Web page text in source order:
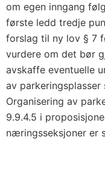
om egen inngang
første ledd tredje
forslag til ny lov § 7
vurdere om det bør
avskaffe eventuelle
av
Organisering av
9.9.4.5 i
næringsseksjoner er